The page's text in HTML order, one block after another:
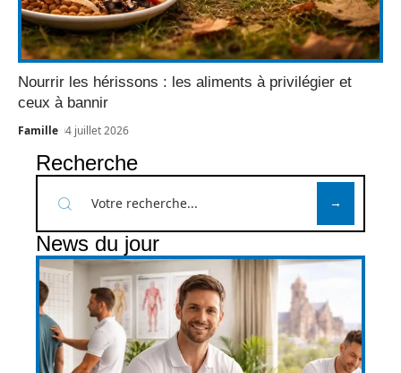
Nourrir les hérissons : les aliments à privilégier et
ceux à bannir
Famille 4 juillet 2026
Recherche
News du jour